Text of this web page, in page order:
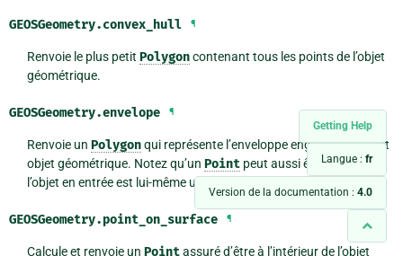
Getting Help
Langue : fr
Version de la documentation : 4.0
GEOSGeometry.convex_hull ¶
Renvoie le plus petit Polygoncontenant tous les points de l’objet
géométrique.
GEOSGeometry.envelope ¶
Renvoie un Polygonqui représente l’enveloppe englobante de cet
objet géométrique. Notez qu’un Pointpeut aussi être renvoyé si
l’objet en entrée est lui-même un point.
GEOSGeometry.point_on_surface ¶
Calcule et renvoie un Pointassuré d’être à l’intérieur de l’objet